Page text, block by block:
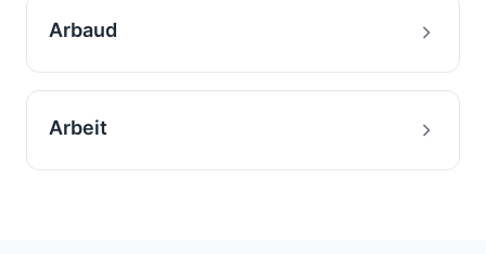
Arbaud
Arbeit